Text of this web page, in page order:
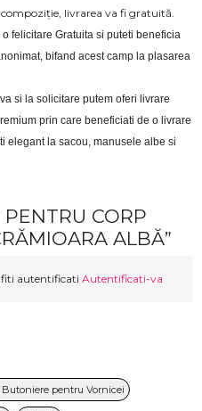
livrarea va fi gratuită.
felicitare Gratuita si puteti beneficia
bifand acest camp la plasarea
si la solicitare putem oferi livrare
prin care beneficiati de o livrare
elegant la sacou, manusele albe si
CORP
ALBĂ”
fiti autentificati Autentificati-va
pentru Vornicei